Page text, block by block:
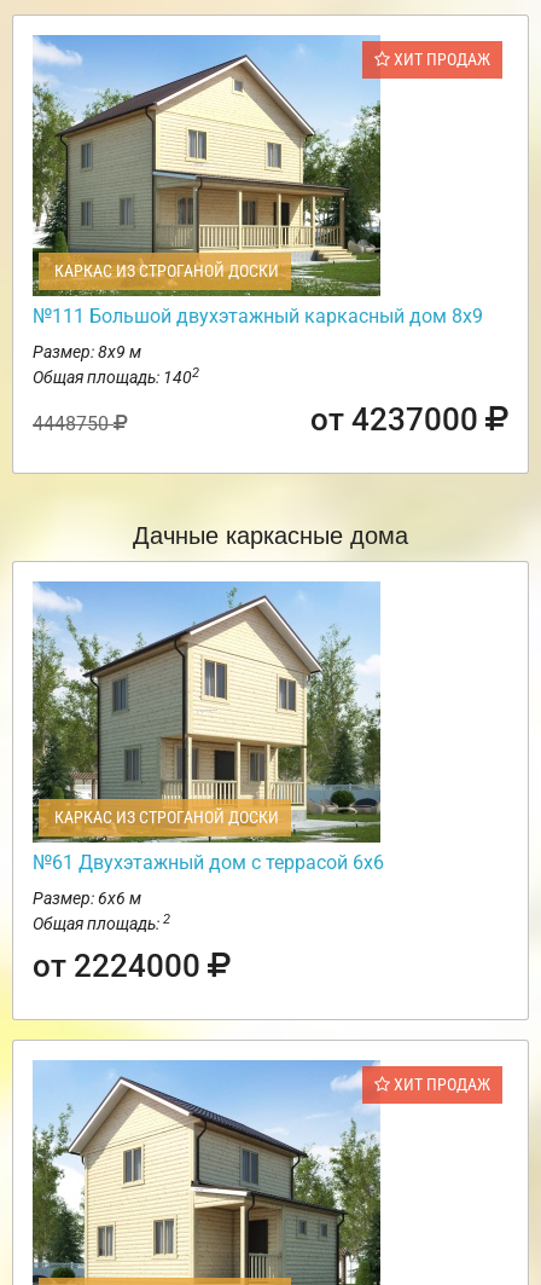
ХИТ ПРОДАЖ
КАРКАС ИЗ СТРОГАНОЙ ДОСКИ
№111 Большой двухэтажный каркасный дом 8х9
Размер: 8х9 м
Общая площадь: 1402
4448750 от 4237000
Дачные каркасные дома
КАРКАС ИЗ СТРОГАНОЙ ДОСКИ
№61 Двухэтажный дом с террасой 6х6
Размер: 6х6 м
Общая площадь: 2
от 2224000
ХИТ ПРОДАЖ